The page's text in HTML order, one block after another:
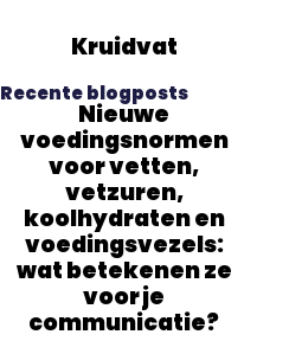
Kruidvat
Recente blogposts
Nieuwe
voedingsnormen
voor vetten,
vetzuren,
koolhydraten en
voedingsvezels:
wat betekenen ze
voor je
communicatie?